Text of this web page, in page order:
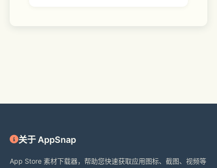
关于 AppSnap
App Store 素材下载器，帮助您快速获取应用图标、截图、视频等